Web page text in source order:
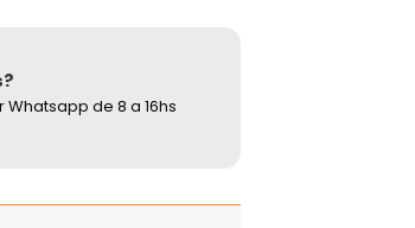
Whatsapp de 8 a 16hs